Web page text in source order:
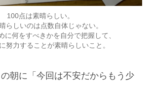
100点は素晴らしい。
らしいのは点数自体じゃない。
に何をすべきかを自分で把握して、
努力することが素晴らしいこと。
朝に「今回は不安だからもう少